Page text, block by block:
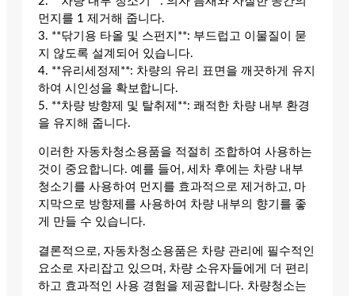
먼지를 1 제거해 줍니다.
3. **닦기용 타올 및 스펀지**: 부드럽고 이물질이 묻
지 않도록 설계되어 있습니다.
4. **유리세정제**: 차량의 유리 표면을 깨끗하게 유지
하여 시인성을 확보합니다.
5. **차량 방향제 및 탈취제**: 쾌적한 차량 내부 환경
을 유지해 줍니다.
이러한 자동차청소용품을 적절히 조합하여 사용하는
것이 중요합니다. 예를 들어, 세차 후에는 차량 내부
청소기를 사용하여 먼지를 효과적으로 제거하고, 마
지막으로 방향제를 사용하여 차량 내부의 향기를 좋
게 만들 수 있습니다.
결론적으로, 자동차청소용품은 차량 관리에 필수적인
요소로 자리잡고 있으며, 차량 소유자들에게 더 편리
하고 효과적인 사용 경험을 제공합니다. 차량청소는